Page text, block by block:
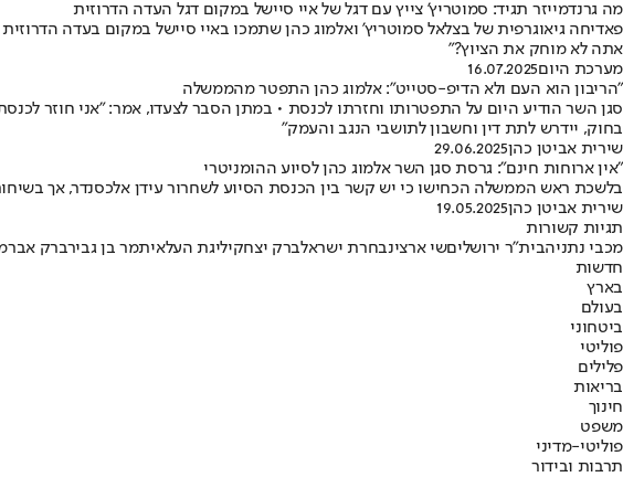
מה גרנדמייזר תגיד: סמוטריץ' צייץ עם דגל של איי סיישל במקום דגל העדה הדרוזית
פאדיחה גיאוגרפית של בצלאל סמוטריץ' ואלמוג כהן שתמכו באיי סיישל במקום בעדה
אתה לא מוחק את הציוץ?"
מערכת היום16.07.2025
"הריבון הוא העם ולא הדיפ-סטייט": אלמוג כהן התפטר מהממשלה
סגן השר הודיע היום על התפטרותו וחזרתו לכנסת • במתן הסבר לצעדו, אמר: "אני חוזר
בחוק, יידרש לתת דין וחשבון לתושבי הנגב והעמק"
שירית אביטן כהן29.06.2025
"אין ארוחות חינם": גרסת סגן השר אלמוג כהן לסיוע ההומניטרי
בלשכת ראש הממשלה הכחישו כי יש קשר בין הכנסת הסיוע לשחרור עידן אלכסנדר, אך
שירית אביטן כהן19.05.2025
תגיות קשורות
מכבי נתניהבית"ר ירושליםשי ארצינבחרת ישראלברק יצחקיליגת העלאיתמר בן גבירברק
חדשות
בארץ
בעולם
ביטחוני
פוליטי
פלילים
בריאות
חינוך
משפט
פוליטי-מדיני
תרבות ובידור